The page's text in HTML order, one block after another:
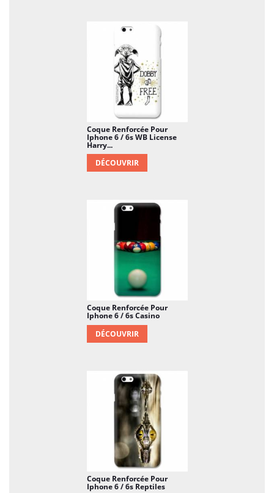
Coque Renforcée Pour
Iphone 6 / 6s WB License
Harry...
DÉCOUVRIR
Coque Renforcée Pour
Iphone 6 / 6s Casino
DÉCOUVRIR
Coque Renforcée Pour
Iphone 6 / 6s Reptiles